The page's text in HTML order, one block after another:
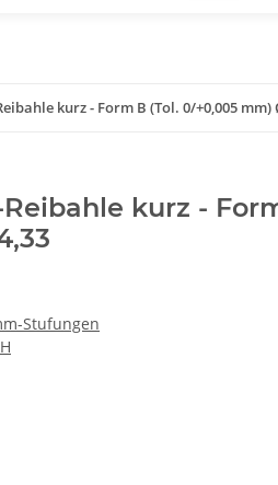
kurz - Form B (Tol. 0/+0,005 mm)
kurz -
Stufungen